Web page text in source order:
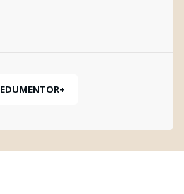
EDUMENTOR+